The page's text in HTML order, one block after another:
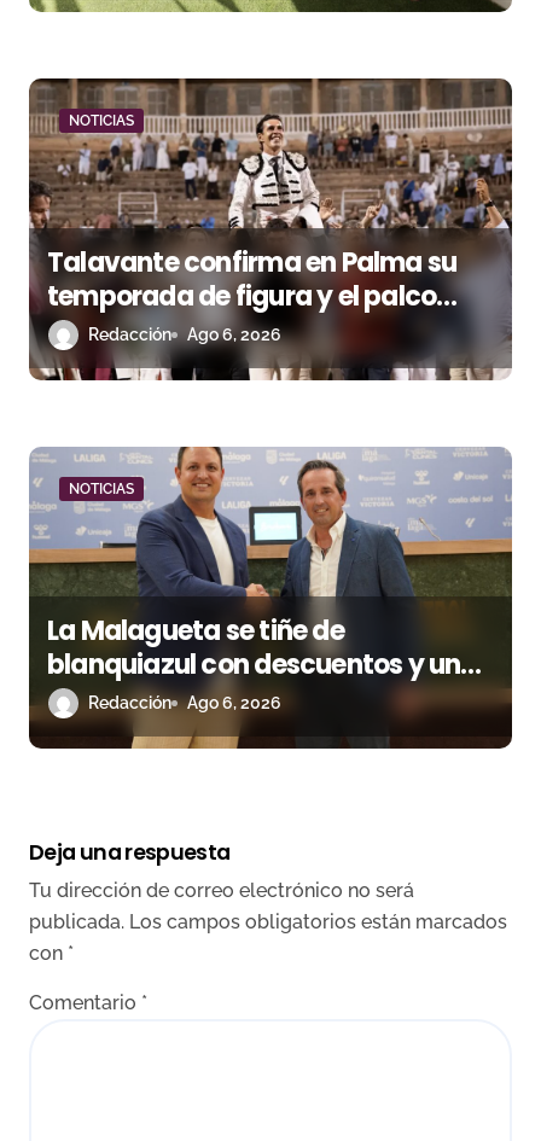
a
d
a
s
NOTICIAS
Talavante confirma en Palma su
temporada de figura y el palco
niega el premio a Roca Rey
Redacción Ago 6, 2026
NOTICIAS
La Malagueta se tiñe de
blanquiazul con descuentos y una
corrida homenaje al Málaga CF
Redacción Ago 6, 2026
Deja una respuesta
Tu dirección de correo electrónico no será
publicada. Los campos obligatorios están marcados
con *
Comentario *